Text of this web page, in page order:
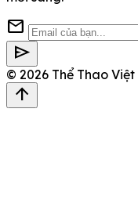
mail
send
© 2026 Thể Thao Việt
arrow_upward